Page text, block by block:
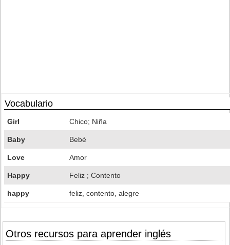
Vocabulario
Girl Chico; Niña
Baby Bebé
Love Amor
Happy Feliz ; Contento
happy feliz, contento, alegre
Otros recursos para aprender inglés